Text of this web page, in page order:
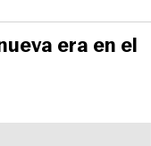
era en el